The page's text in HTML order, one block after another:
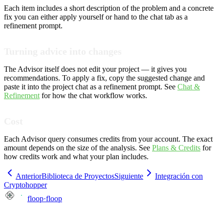
Each item includes a short description of the problem and a concrete
fix you can either apply yourself or hand to the chat tab as a
refinement prompt.
The Advisor itself does not edit your project — it gives you
recommendations. To apply a fix, copy the suggested change and
paste it into the project chat as a refinement prompt. See Chat &
Refinement for how the chat workflow works.
Each Advisor query consumes credits from your account. The exact
amount depends on the size of the analysis. See Plans & Credits for
how credits work and what your plan includes.
AnteriorBiblioteca de ProyectosSiguiente
Integración con
Cryptohopper
floop·floop